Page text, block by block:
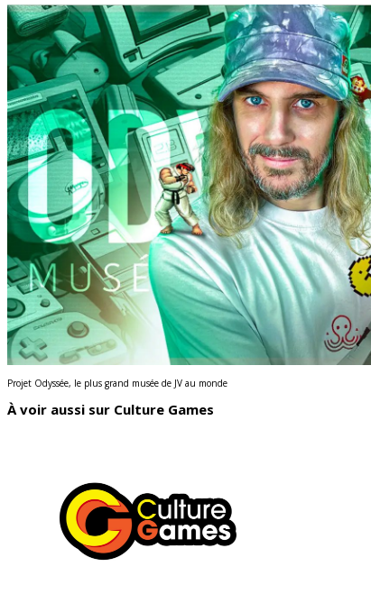
Projet Odyssée, le plus grand musée de JV au monde
À voir aussi sur Culture Games